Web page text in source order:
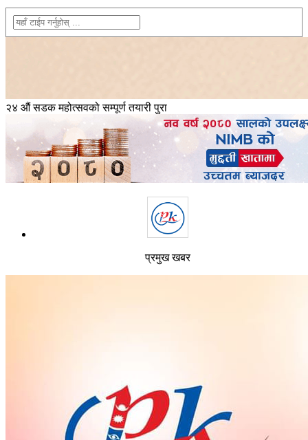
२४ औं सडक महोत्सवको सम्पूर्ण तयारी पुरा
प्रमुख खबर